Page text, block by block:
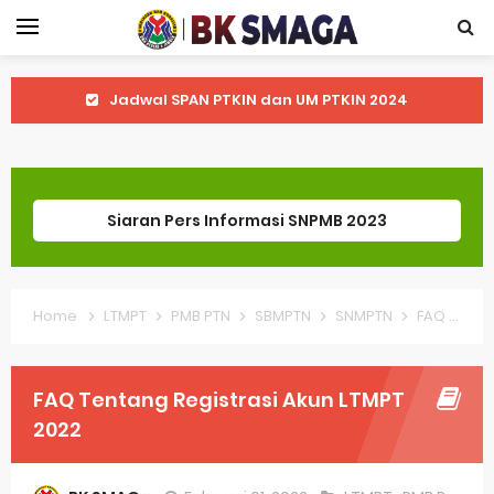
Jadwal SPAN PTKIN dan UM PTKIN 2024
Bagaimana Cara Melihat Pengumuman Hasil SNBP 2023?
PKN STAN Masih Menggunakan Hasil UTBK Untuk Penerimaan Mahasiswa
Ujicoba Lanjutan Pembuatan Akun SNPMB
Siaran Pers Informasi SNPMB 2023
Home LTMPT PMB PTN SBMPTN SNMPTN FAQ Tentang Registrasi Akun LTMPT 2022
FAQ Tentang Registrasi Akun LTMPT
2022